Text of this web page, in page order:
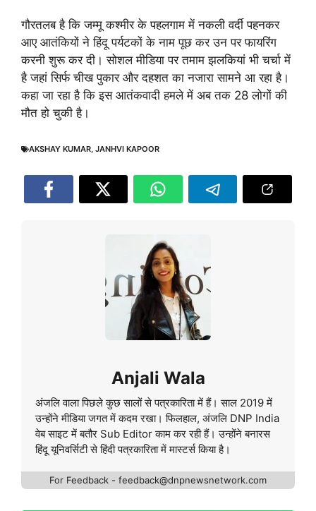
गौरतलब है कि जम्मू कश्मीर के पहलगाम में नकली वर्दी पहनकर
आए आतंकियों ने हिंदू पर्यटकों के नाम पूछ कर उन पर फायरिंग
करनी शुरू कर दी। सोशल मीडिया पर तमाम झलकियां भी चर्चा में
है जहां सिर्फ चीख पुकार और दहशत का नजारा सामने आ रहा है।
कहा जा रहा है कि इस आतंकवादी हमले में अब तक 28 लोगों की
मौत हो चुकी है।
AKSHAY KUMAR, JANHVI KAPOOR
Anjali Wala
अंजलि वाला पिछले कुछ सालों से पत्रकारिता में हैं। साल 2019 में
उन्होंने मीडिया जगत में कदम रखा। फिलहाल, अंजलि DNP India
वेब साइट में बतौर Sub Editor काम कर रही हैं। उन्होंने बनारस
हिंदू यूनिवर्सिटी से हिंदी पत्रकारिता में मास्टर्स किया है।
For Feedback - feedback@dnpnewsnetwork.com